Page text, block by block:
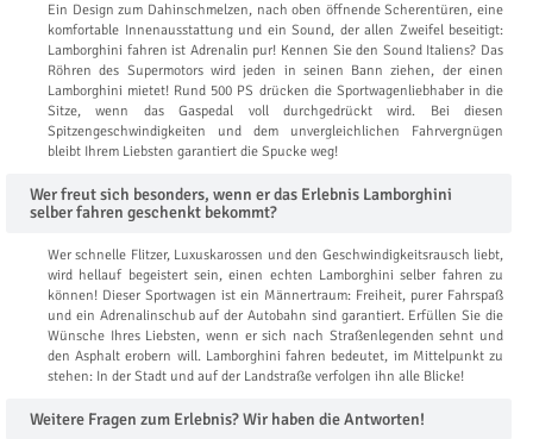
Ein Design zum Dahinschmelzen, nach oben öffnende Scherentüren, eine
komfortable Innenausstattung und ein Sound, der allen Zweifel beseitigt:
Lamborghini fahren ist Adrenalin pur! Kennen Sie den Sound Italiens? Das
Röhren des Supermotors wird jeden in seinen Bann ziehen, der einen
Lamborghini mietet! Rund 500 PS drücken die Sportwagenliebhaber in die
Sitze, wenn das Gaspedal voll durchgedrückt wird. Bei diesen
Spitzengeschwindigkeiten und dem unvergleichlichen Fahrvergnügen
bleibt Ihrem Liebsten garantiert die Spucke weg!
Wer freut sich besonders, wenn er das Erlebnis Lamborghini
selber fahren geschenkt bekommt?
Wer schnelle Flitzer, Luxuskarossen und den Geschwindigkeitsrausch liebt,
wird hellauf begeistert sein, einen echten Lamborghini selber fahren zu
können! Dieser Sportwagen ist ein Männertraum: Freiheit, purer Fahrspaß
und ein Adrenalinschub auf der Autobahn sind garantiert. Erfüllen Sie die
Wünsche Ihres Liebsten, wenn er sich nach Straßenlegenden sehnt und
den Asphalt erobern will. Lamborghini fahren bedeutet, im Mittelpunkt zu
stehen: In der Stadt und auf der Landstraße verfolgen ihn alle Blicke!
Weitere Fragen zum Erlebnis? Wir haben die Antworten!